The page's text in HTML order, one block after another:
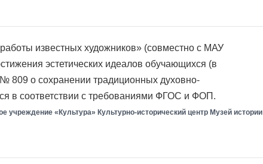
известных художников» (совместно с МАУ
эстетических идеалов обучающихся (в
809 о сохранении традиционных духовно-
в соответствии с требованиями ФГОС и ФОП.
учреждение «Культура» Культурно-исторический центр Музей истории